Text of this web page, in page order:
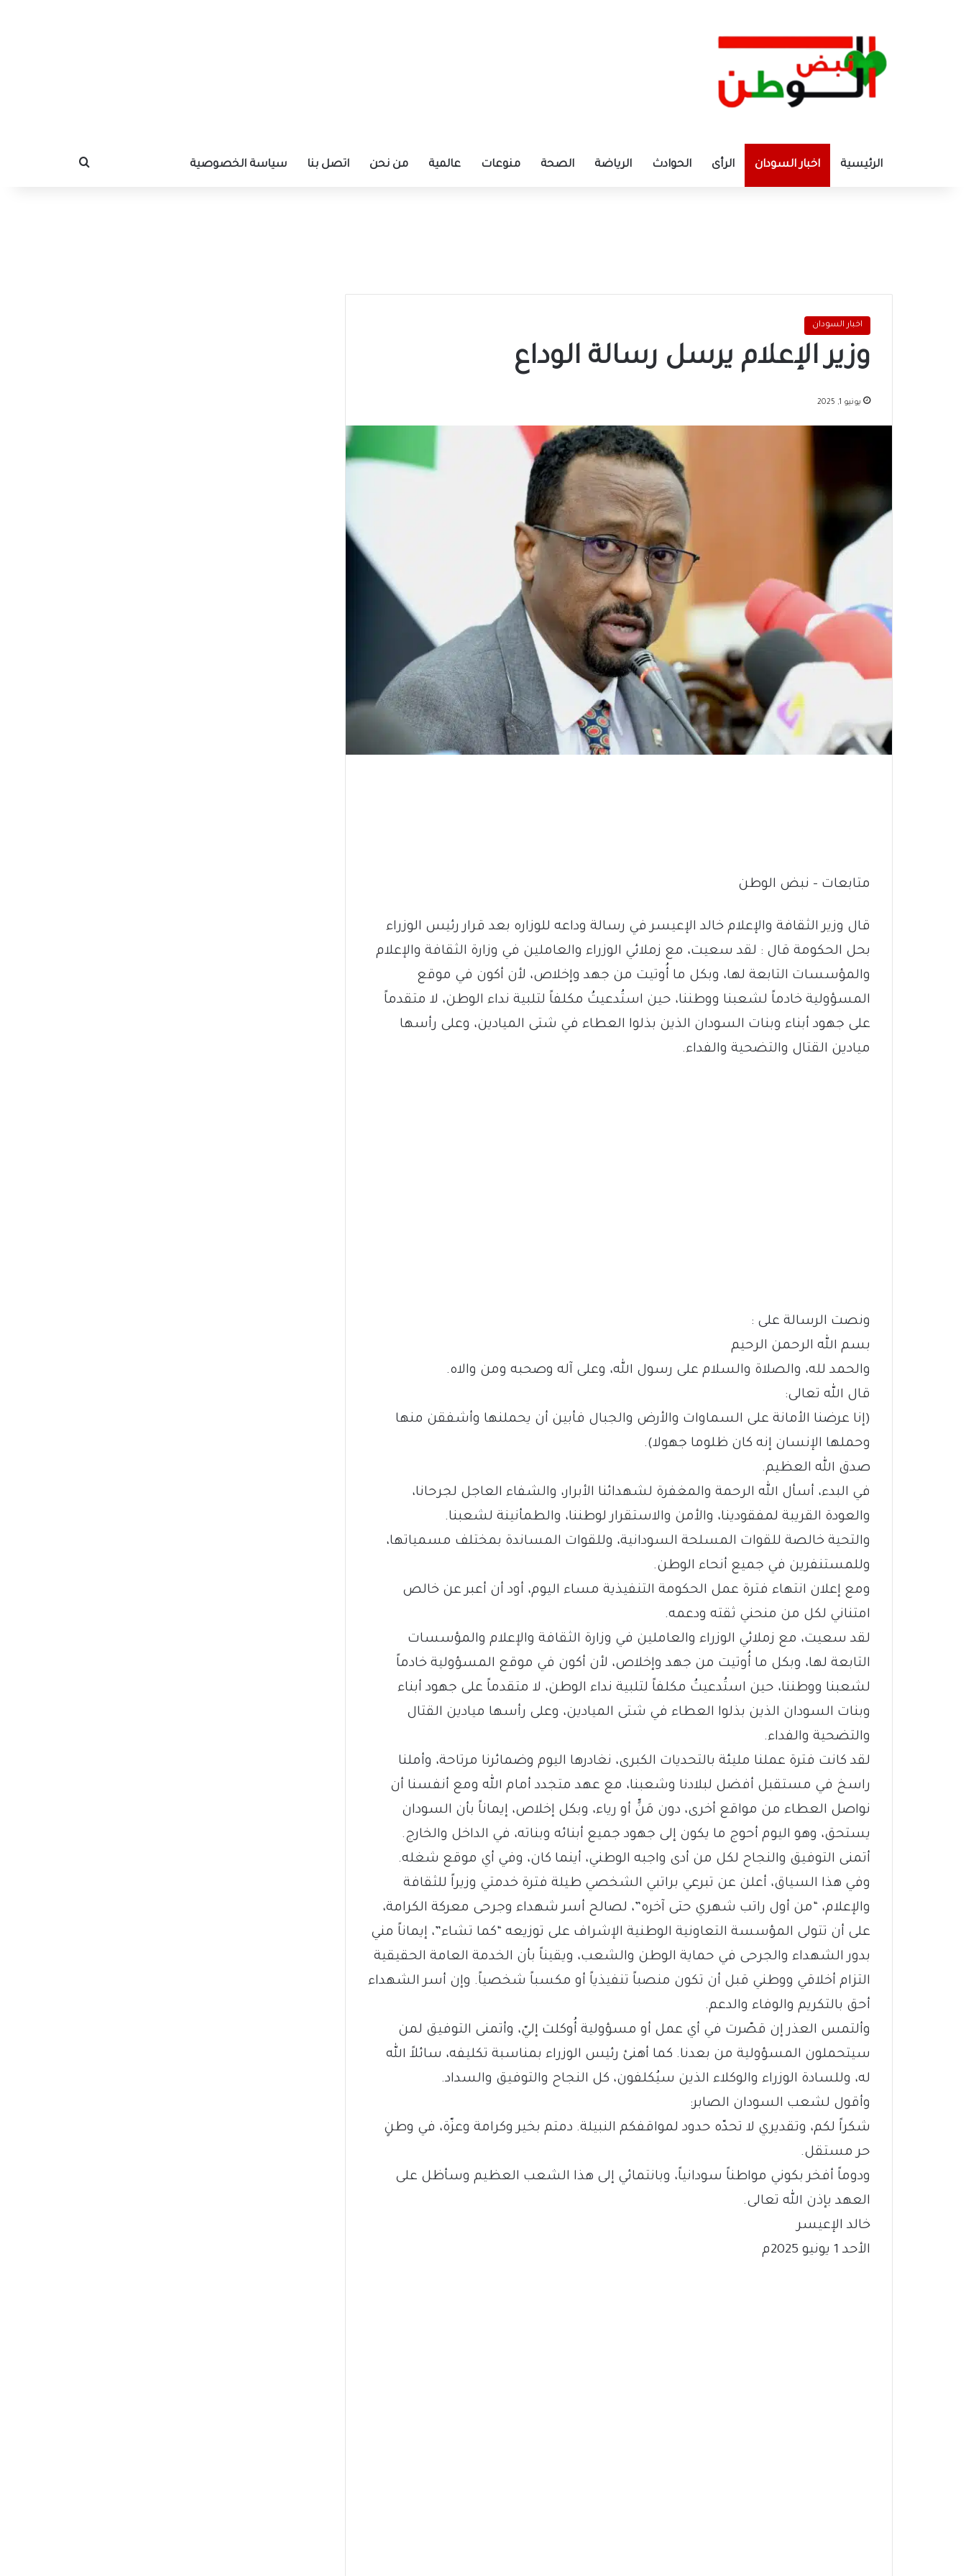
الرئيسية اخبار السودان الرأى الحوادث الرياضة الصحة منوعات عالمية من نحن اتصل بنا سياسة الخصوصية بحث عن
اخبار السودان
وزير الإعلام يرسل رسالة الوداع
يونيو 1, 2025
متابعات – نبض الوطن
قال وزير الثقافة والإعلام خالد الإعيسر في رسالة وداعه للوزاره بعد قرار رئيس الوزراء
بحل الحكومة قال : ‏لقد سعيت، مع زملائي الوزراء والعاملين في وزارة الثقافة والإعلام
والمؤسسات التابعة لها، وبكل ما أُوتيت من جهد وإخلاص، لأن أكون في موقع
المسؤولية خادماً لشعبنا ووطننا، حين استُدعيتُ مكلفاً لتلبية نداء الوطن، لا متقدماً
على جهود أبناء وبنات السودان الذين بذلوا العطاء في شتى الميادين، وعلى رأسها
ميادين القتال والتضحية والفداء.
ونصت الرسالة على :
‏بسم الله الرحمن الرحيم
‏والحمد لله، والصلاة والسلام على رسول الله، وعلى آله وصحبه ومن والاه.
‏قال الله تعالى:
‏(إنا عرضنا الأمانة على السماوات والأرض والجبال فأبين أن يحملنها وأشفقن منها
وحملها الإنسان إنه كان ظلوما جهولا).
‏صدق الله العظيم.
‏في البدء، أسأل الله الرحمة والمغفرة لشهدائنا الأبرار، والشفاء العاجل لجرحانا،
والعودة القريبة لمفقودينا، والأمن والاستقرار لوطننا، والطمأنينة لشعبنا.
‏والتحية خالصة للقوات المسلحة السودانية، وللقوات المساندة بمختلف مسمياتها،
وللمستنفرين في جميع أنحاء الوطن.
‏ومع إعلان انتهاء فترة عمل الحكومة التنفيذية مساء اليوم، أود أن أعبر عن خالص
امتناني لكل من منحني ثقته ودعمه.
‏لقد سعيت، مع زملائي الوزراء والعاملين في وزارة الثقافة والإعلام والمؤسسات
التابعة لها، وبكل ما أُوتيت من جهد وإخلاص، لأن أكون في موقع المسؤولية خادماً
لشعبنا ووطننا، حين استُدعيتُ مكلفاً لتلبية نداء الوطن، لا متقدماً على جهود أبناء
وبنات السودان الذين بذلوا العطاء في شتى الميادين، وعلى رأسها ميادين القتال
والتضحية والفداء.
‏لقد كانت فترة عملنا مليئة بالتحديات الكبرى، نغادرها اليوم وضمائرنا مرتاحة، وأملنا
راسخ في مستقبل أفضل لبلادنا وشعبنا، مع عهد متجدد أمام الله ومع أنفسنا أن
نواصل العطاء من مواقع أخرى، دون مَنٍّ أو رياء، وبكل إخلاص، إيماناً بأن السودان
يستحق، وهو اليوم أحوج ما يكون إلى جهود جميع أبنائه وبناته، في الداخل والخارج.
‏أتمنى التوفيق والنجاح لكل من أدى واجبه الوطني، أينما كان، وفي أي موقع شغله.
‏وفي هذا السياق، أعلن عن تبرعي براتبي الشخصي طيلة فترة خدمتي وزيراً للثقافة
والإعلام، “من أول راتب شهري حتى آخره”، لصالح أسر شهداء وجرحى معركة الكرامة،
على أن تتولى المؤسسة التعاونية الوطنية الإشراف على توزيعه “كما تشاء”، إيماناً مني
بدور الشهداء والجرحى في حماية الوطن والشعب، ويقيناً بأن الخدمة العامة الحقيقية
التزام أخلاقي ووطني قبل أن تكون منصباً تنفيذياً أو مكسباً شخصياً. وإن أسر الشهداء
أحق بالتكريم والوفاء والدعم.
‏وألتمس العذر إن قصّرت في أي عمل أو مسؤولية أُوكلت إليّ، وأتمنى التوفيق لمن
سيتحملون المسؤولية من بعدنا. كما أهنئ رئيس الوزراء بمناسبة تكليفه، سائلاً الله
له، وللسادة الوزراء والوكلاء الذين سيُكلفون، كل النجاح والتوفيق والسداد.
‏وأقول لشعب السودان الصابر:
‏شكراً لكم، وتقديري لا تحدّه حدود لمواقفكم النبيلة. دمتم بخير وكرامة وعزّة، في وطنٍ
حر مستقل.
‏ودوماً أفخر بكوني مواطناً سودانياً، وبانتمائي إلى هذا الشعب العظيم وسأظل على
العهد بإذن الله تعالى.
‏خالد الإعيسر
الأحد 1 يونيو 2025م